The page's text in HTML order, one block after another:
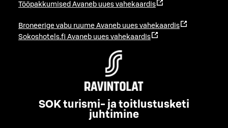
Tööpakkumised Avaneb uues vahekaardis
Broneerige vabu ruume Avaneb uues vahekaardis
Sokoshotels.fi Avaneb uues vahekaardis
SOK turismi- ja toitlustusketi
juhtimine